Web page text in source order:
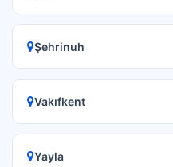
Şehrinuh
Vakıfkent
Yayla